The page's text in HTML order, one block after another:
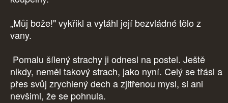
„Můj bože!" vykřikl a vytáhl její bezvládné tělo z
vany.
Pomalu šílený strachy ji odnesl na postel. Ještě
nikdy, neměl takový strach, jako nyní. Celý se třásl a
přes svůj zrychlený dech a zjitřenou mysl, si ani
nevšiml, že se pohnula.